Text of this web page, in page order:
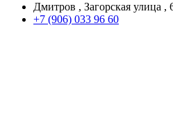
Дмитров , Загорская улица ,
+7 (906) 033 96 60